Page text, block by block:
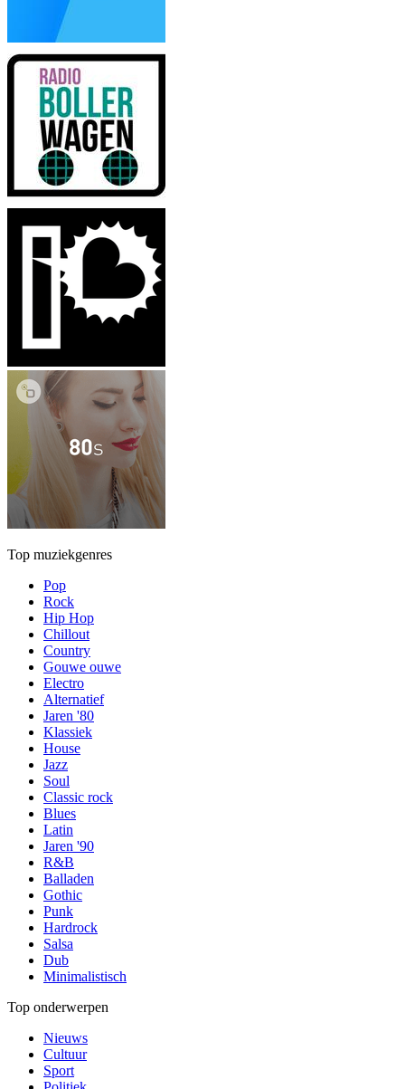
Top muziekgenres
Pop
Rock
Hip Hop
Chillout
Country
Gouwe ouwe
Electro
Alternatief
Jaren '80
Klassiek
House
Jazz
Soul
Classic rock
Blues
Latin
Jaren '90
R&B
Balladen
Gothic
Punk
Hardrock
Salsa
Dub
Minimalistisch
Top onderwerpen
Nieuws
Cultuur
Sport